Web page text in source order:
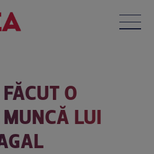
O
MUNCĂ LUI